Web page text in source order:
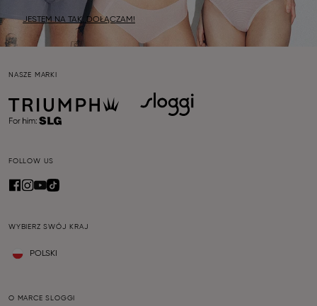
JESTEM NA TAK, DOŁĄCZAM!
NASZE MARKI
FOLLOW US
WYBIERZ SWÓJ KRAJ
POLSKI
O MARCE SLOGGI